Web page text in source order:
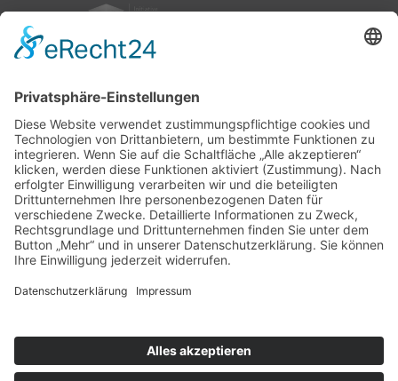
nach oben
Impressum|Datenschutz